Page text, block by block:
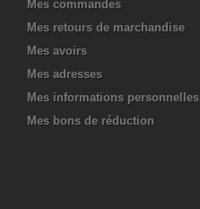
Mes commandes
Mes retours de marchandise
Mes avoirs
Mes adresses
Mes informations personnelles
Mes bons de réduction